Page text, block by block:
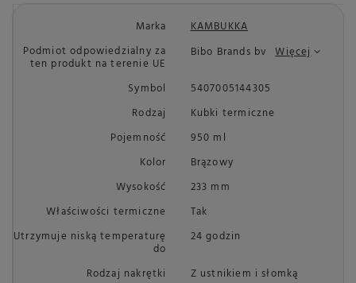
Marka
KAMBUKKA
Podmiot odpowiedzialny za
ten produkt na terenie UE
Bibo Brands bv Więcej
Symbol
5407005144305
Rodzaj
Kubki termiczne
Pojemność
950 ml
Kolor
Brązowy
Wysokość
233 mm
Właściwości termiczne
Tak
Utrzymuje niską temperaturę
do
24 godzin
Rodzaj nakrętki
Z ustnikiem i słomką